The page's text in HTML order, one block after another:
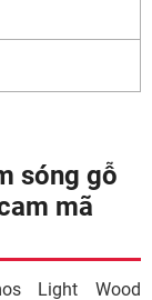
sóng gỗ
mã
Light Wood